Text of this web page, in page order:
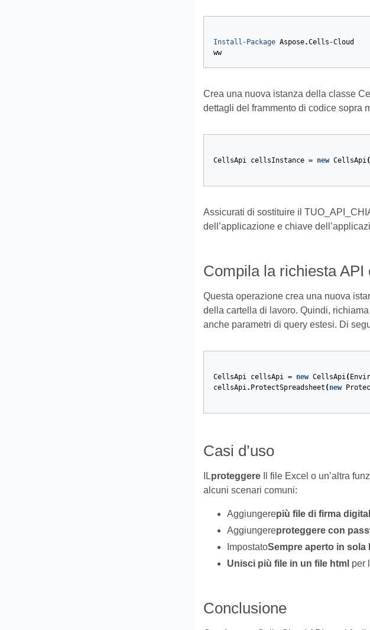
Install-Package Aspose.Cells-Cloud
ww
Crea una nuova istanza della classe
dettagli del frammento di codice sopra
CellsApi cellsInstance = new CellsApi(
Assicurati di sostituire il
dell’applicazione e chiave
Compila la richiesta API
Questa operazione crea una nuova
della cartella di lavoro. Quindi,
anche parametri di query estesi. Di
CellsApi cellsApi = new CellsApi(
cellsApi. ProtectSpreadsheet ( new
Casi d’uso
ILproteggereIl file Excel o un’altra
alcuni scenari comuni:
Aggiungerepiù file di firma
Aggiungereproteggere con
ImpostatoSempre aperto in sola
Unisci più file in un file html per
Conclusione